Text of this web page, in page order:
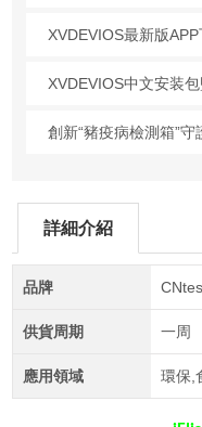
XVDEVIOS最新版
XVDEVIOS中文安装
創新“豬疫病檢測箱”
詳細介紹
品牌
供貨周期 一周
應用領域 環保,